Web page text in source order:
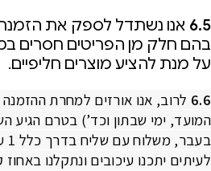
6.5 אנו נשתדל לספק את
בהם חלק מן הפריטים חסרים
על מנת להציע מוצרים חליפיים.
6.6 לרוב, אנו אורזים למחרת
המועד, ימי שבתון וכד’) בטרם הגיע
לעיתים יתכנו עיכובים ונתקלנו